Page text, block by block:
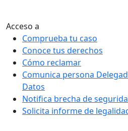
Acceso a
Comprueba tu caso
Conoce tus derechos
Cómo reclamar
Comunica persona
Datos
Notifica brecha de
Solicita informe de